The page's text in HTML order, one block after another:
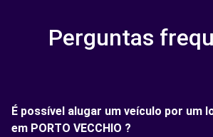
Perguntas
É possível alugar um veículo por um
em PORTO VECCHIO ?